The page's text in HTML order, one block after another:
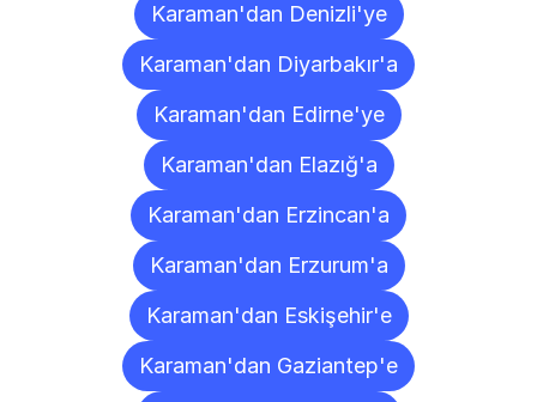
Karaman'dan Denizli'ye
Karaman'dan Diyarbakır'a
Karaman'dan Edirne'ye
Karaman'dan Elazığ'a
Karaman'dan Erzincan'a
Karaman'dan Erzurum'a
Karaman'dan Eskişehir'e
Karaman'dan Gaziantep'e